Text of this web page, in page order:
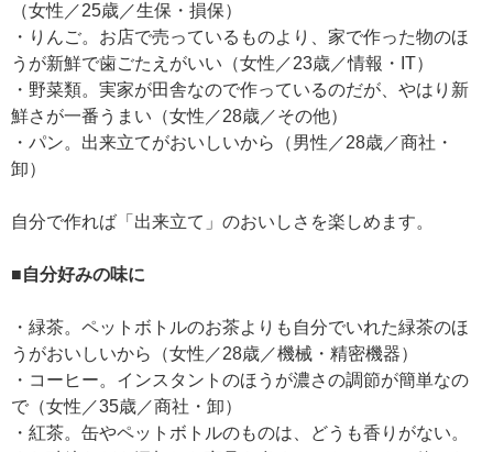
（女性／25歳／生保・損保）
・りんご。お店で売っているものより、家で作った物のほ
うが新鮮で歯ごたえがいい（女性／23歳／情報・IT）
・野菜類。実家が田舎なので作っているのだが、やはり新
鮮さが一番うまい（女性／28歳／その他）
・パン。出来立てがおいしいから（男性／28歳／商社・
卸）
自分で作れば「出来立て」のおいしさを楽しめます。
■自分好みの味に
・緑茶。ペットボトルのお茶よりも自分でいれた緑茶のほ
うがおいしいから（女性／28歳／機械・精密機器）
・コーヒー。インスタントのほうが濃さの調節が簡単なの
で（女性／35歳／商社・卸）
・紅茶。缶やペットボトルのものは、どうも香りがない。